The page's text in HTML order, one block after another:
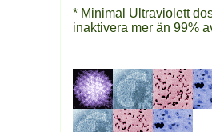
* Minimal Ultraviolett
inaktivera mer än 99%